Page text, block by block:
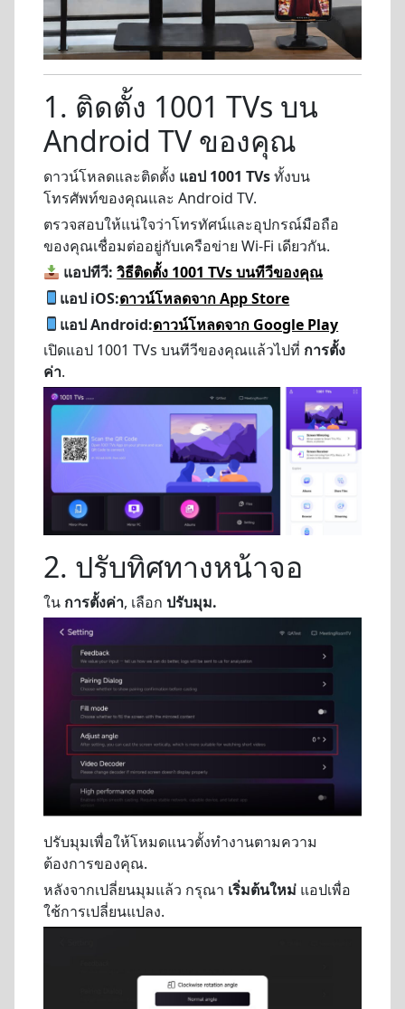
1. ติดตั้ง 1001 TVs บน
Android TV ของคุณ
ดาวน์โหลดและติดตั้ง แอป 1001 TVsทั้งบน
โทรศัพท์ของคุณและ Android TV.
ตรวจสอบให้แน่ใจว่าโทรทัศน์และอุปกรณ์มือถือ
ของคุณเชื่อมต่ออยู่กับเครือข่าย Wi-Fi เดียวกัน.
แอปทีวี: วิธีติดตั้ง 1001 TVs บนทีวีของคุณ
แอป iOS:ดาวน์โหลดจาก App Store
แอป Android:ดาวน์โหลดจาก Google Play
เปิดแอป 1001 TVs บนทีวีของคุณแล้วไปที่ การตั้ง
ค่า.
2. ปรับทิศทางหน้าจอ
ใน การตั้งค่า, เลือก ปรับมุม.
ปรับมุมเพื่อให้โหมดแนวตั้งทำงานตามความ
ต้องการของคุณ.
หลังจากเปลี่ยนมุมแล้ว กรุณา เริ่มต้นใหม่ แอปเพื่อ
ใช้การเปลี่ยนแปลง.